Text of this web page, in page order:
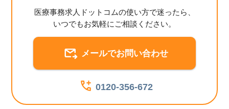
医療事務求人ドットコムの使い方で迷ったら、
いつでもお気軽にご相談ください。
メールでお問い合わせ
0120-356-672